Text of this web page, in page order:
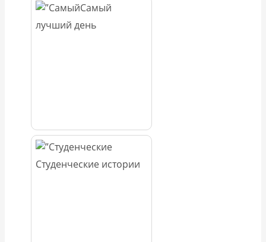
Самый
лучший день
Студенческие истории